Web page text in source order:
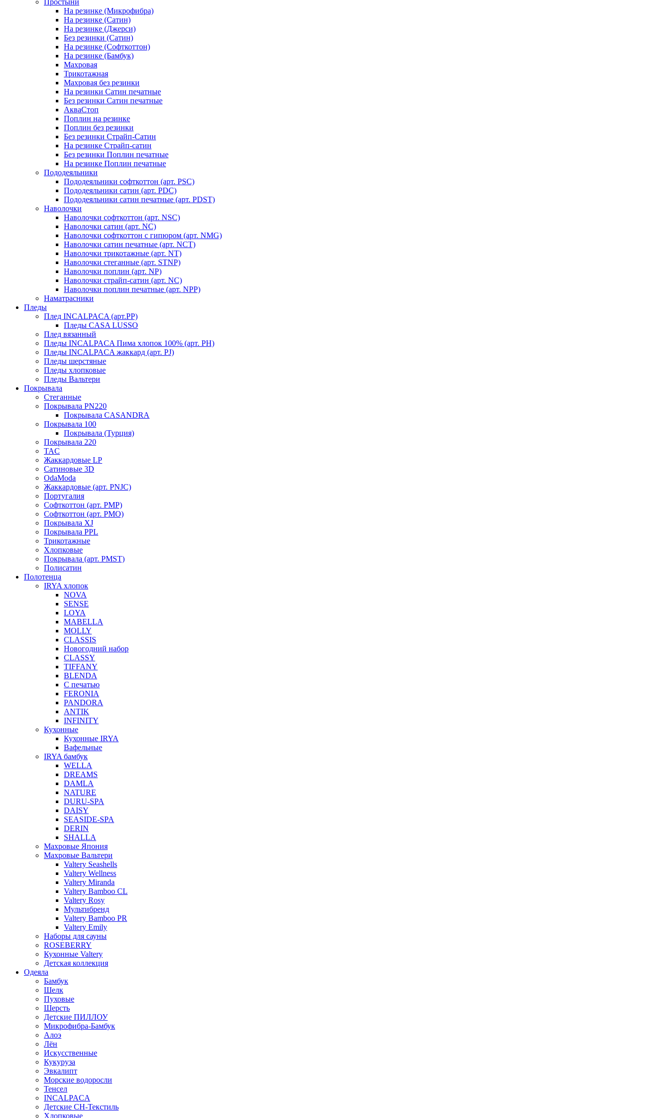
Простыни
На резинке (Микрофибра)
На резинке (Сатин)
На резинке (Джерси)
Без резинки (Сатин)
На резинке (Софткоттон)
На резинке (Бамбук)
Махровая
Трикотажная
Махровая без резинки
На резинки Сатин печатные
Без резинки Сатин печатные
АкваСтоп
Поплин на резинке
Поплин без резинки
Без резинки Страйп-Сатин
На резинке Страйп-сатин
Без резинки Поплин печатные
На резинке Поплин печатные
Пододеяльники
Пододеяльники софткоттон (арт. PSC)
Пододеяльники сатин (арт. PDC)
Пододеяльники сатин печатные (арт. PDST)
Наволочки
Наволочки софткоттон (арт. NSC)
Наволочки сатин (арт. NC)
Наволочки софткоттон с гипюром (арт. NMG)
Наволочки сатин печатные (арт. NCT)
Наволочки трикотажные (арт. NT)
Наволочки стеганные (арт. STNP)
Наволочки поплин (арт. NP)
Наволочки страйп-сатин (арт. NC)
Наволочки поплин печатные (арт. NPP)
Наматрасники
Пледы
Плед INCALPACA (арт.PP)
Пледы CASA LUSSO
Плед вязанный
Пледы INCALPACA Пима хлопок 100% (арт. PH)
Пледы INCALPACA жаккард (арт. PJ)
Пледы шерстяные
Пледы хлопковые
Пледы Вальтери
Покрывала
Стеганные
Покрывала PN220
Покрывала CASANDRA
Покрывала 100
Покрывала (Турция)
Покрывала 220
TAC
Жаккардовые LP
Сатиновые 3D
OdaModa
Жаккардовые (арт. PNJC)
Португалия
Софткоттон (арт. PMP)
Софткоттон (арт. PMO)
Покрывала XJ
Покрывала PPL
Трикотажные
Хлопковые
Покрывала (арт. PMST)
Полисатин
Полотенца
IRYA хлопок
NOVA
SENSE
LOYA
MABELLA
MOLLY
CLASSIS
Новогодний набор
CLASSY
TIFFANY
BLENDA
С печатью
FERONIA
PANDORA
ANTIK
INFINITY
Кухонные
Кухонные IRYA
Вафельные
IRYA бамбук
WELLA
DREAMS
DAMLA
NATURE
DURU-SPA
DAISY
SEASIDE-SPA
DERIN
SHALLA
Махровые Япония
Махровые Вальтери
Valtery Seashells
Valtery Wellness
Valtery Miranda
Valtery Bamboo CL
Valtery Rosy
Мультибренд
Valtery Bamboo PR
Valtery Emily
Наборы для сауны
ROSEBERRY
Кухонные Valtery
Детская коллекция
Одеяла
Бамбук
Шелк
Пуховые
Шерсть
Детские ПИЛЛОУ
Микрофибра-Бамбук
Алоэ
Лён
Искусственные
Кукуруза
Эвкалипт
Морские водоросли
Тенсел
INCALPACA
Детские СН-Текстиль
Хлопковые